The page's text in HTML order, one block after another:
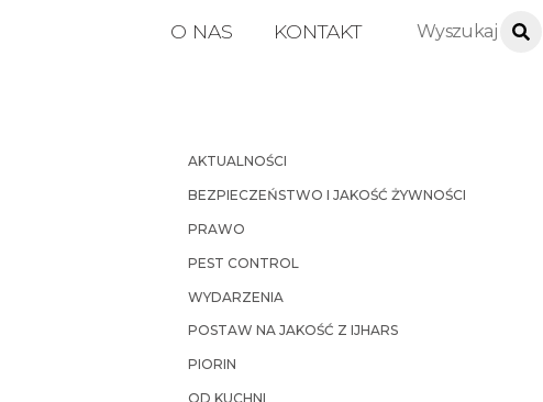
O NAS KONTAKT
AKTUALNOŚCI
BEZPIECZEŃSTWO I JAKOŚĆ ŻYWNOŚCI
PRAWO
PEST CONTROL
WYDARZENIA
POSTAW NA JAKOŚĆ Z IJHARS
PIORIN
OD KUCHNI